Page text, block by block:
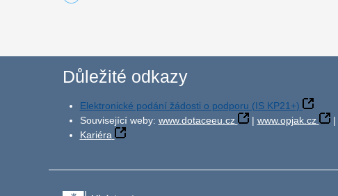
Důležité odkazy
Elektronické podání žádosti o podporu (IS KP21+)
Související weby: www.dotaceeu.cz | www.opjak.cz |
Kariéra